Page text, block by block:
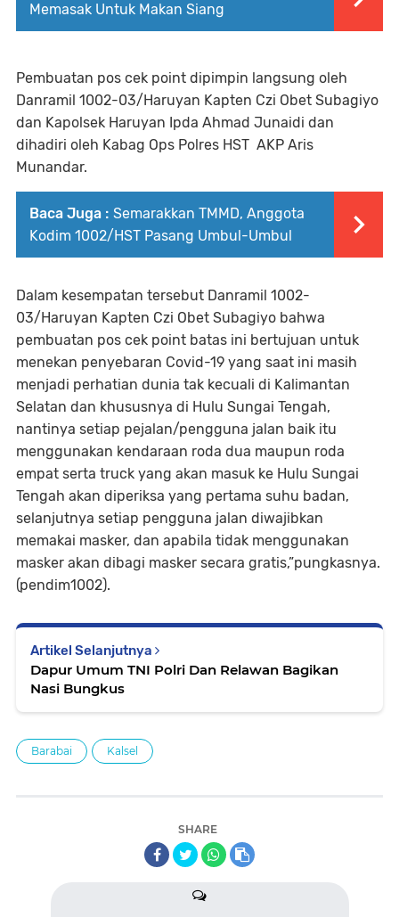
Memasak Untuk Makan Siang
Pembuatan pos cek point dipimpin langsung oleh
Danramil 1002-03/Haruyan Kapten Czi Obet Subagiyo
dan Kapolsek Haruyan Ipda Ahmad Junaidi dan
dihadiri oleh Kabag Ops Polres HST AKP Aris
Munandar.
Baca Juga : Semarakkan TMMD, Anggota
Kodim 1002/HST Pasang Umbul-Umbul
Dalam kesempatan tersebut Danramil 1002-
03/Haruyan Kapten Czi Obet Subagiyo bahwa
pembuatan pos cek point batas ini bertujuan untuk
menekan penyebaran Covid-19 yang saat ini masih
menjadi perhatian dunia tak kecuali di Kalimantan
Selatan dan khususnya di Hulu Sungai Tengah,
nantinya setiap pejalan/pengguna jalan baik itu
menggunakan kendaraan roda dua maupun roda
empat serta truck yang akan masuk ke Hulu Sungai
Tengah akan diperiksa yang pertama suhu badan,
selanjutnya setiap pengguna jalan diwajibkan
memakai masker, dan apabila tidak menggunakan
masker akan dibagi masker secara gratis,”pungkasnya.
(pendim1002).
Artikel Selanjutnya
Dapur Umum TNI Polri Dan Relawan Bagikan
Nasi Bungkus
Barabai Kalsel
SHARE